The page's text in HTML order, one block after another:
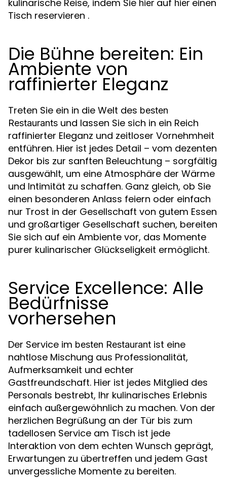
kulinarische Reise, indem Sie hier auf hier einen
Tisch reservieren .
Die Bühne bereiten: Ein
Ambiente von
raffinierter Eleganz
Treten Sie ein in die Welt des besten
Restaurants und lassen Sie sich in ein Reich
raffinierter Eleganz und zeitloser Vornehmheit
entführen. Hier ist jedes Detail – vom dezenten
Dekor bis zur sanften Beleuchtung – sorgfältig
ausgewählt, um eine Atmosphäre der Wärme
und Intimität zu schaffen. Ganz gleich, ob Sie
einen besonderen Anlass feiern oder einfach
nur Trost in der Gesellschaft von gutem Essen
und großartiger Gesellschaft suchen, bereiten
Sie sich auf ein Ambiente vor, das Momente
purer kulinarischer Glückseligkeit ermöglicht.
Service Excellence: Alle
Bedürfnisse
vorhersehen
Der Service im besten Restaurant ist eine
nahtlose Mischung aus Professionalität,
Aufmerksamkeit und echter
Gastfreundschaft. Hier ist jedes Mitglied des
Personals bestrebt, Ihr kulinarisches Erlebnis
einfach außergewöhnlich zu machen. Von der
herzlichen Begrüßung an der Tür bis zum
tadellosen Service am Tisch ist jede
Interaktion von dem echten Wunsch geprägt,
Erwartungen zu übertreffen und jedem Gast
unvergessliche Momente zu bereiten.